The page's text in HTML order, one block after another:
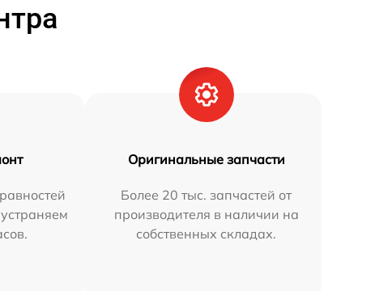
Оригинальные запчасти
Более 20 тыс. запчастей от
производителя в наличии на
собственных складах.